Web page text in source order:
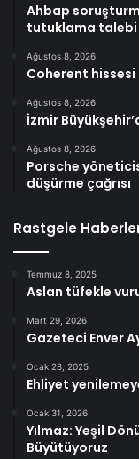
Ahbap
tutuklama talebi
Ağustos 8, 2026
Coherent
Ağustos 8, 2026
İzmir
Ağustos 8, 2026
Porsche
düşürme çağrısı
Rastgele
Temmuz 8, 2025
Aslan tüfekle
Mart 29, 2026
Gazeteci Enver
Ocak 28, 2025
Ehliyet
Ocak 31, 2026
Yılmaz: Yeşil
Büyütüyoruz